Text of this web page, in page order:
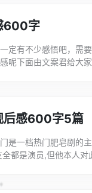
600字
定有不少感悟吧，需
呢下面由文案君给大
后感600字5篇
是一档热门肥皂剧的
都是演员,但他本人对